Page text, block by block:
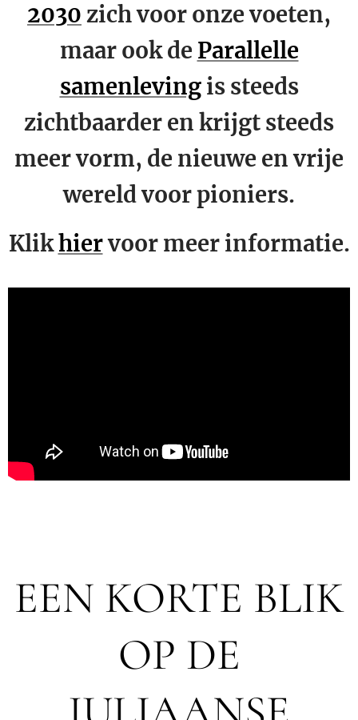
2030 zich voor onze voeten,
maar ook de Parallelle
samenlevingis steeds
zichtbaarder en krijgt steeds
meer vorm, de nieuwe en vrije
wereld voor pioniers.
Klikhiervoor meer informatie.
EEN KORTE BLIK
OP DE